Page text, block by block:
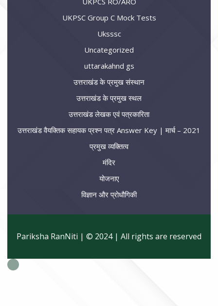
UKPSC Group C Mock Tests
Uksssc
Uncategorized
uttarakahnd gs
उत्तराखंड के प्रमुख संस्थान
उत्तराखंड के प्रमुख स्थल
उत्तराखंड लेखक एवं पत्रकारिता
उत्तराखंड वैयक्तिक सहायक प्रश्न पत्र Answer Key | मार्च – 2021
प्रमुख व्यक्तित्व
मंदिर
योजनाए
विज्ञान और प्रोधौगिकी
Pariksha RanNiti | © 2024 | All rights are reserved